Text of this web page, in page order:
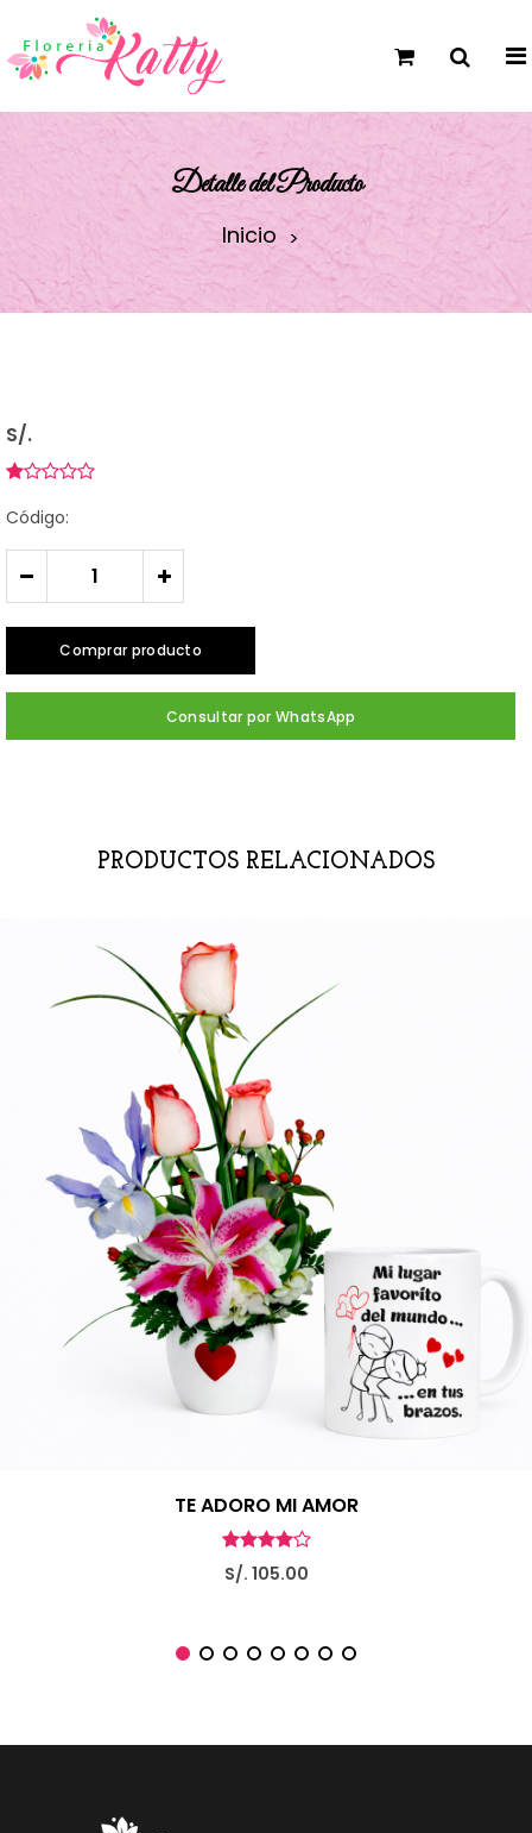
Detalle del Producto
Inicio
S/.
Código:
- +
Comprar producto
Consultar por WhatsApp
PRODUCTOS RELACIONADOS
TE ADORO MI AMOR
S/. 105.00